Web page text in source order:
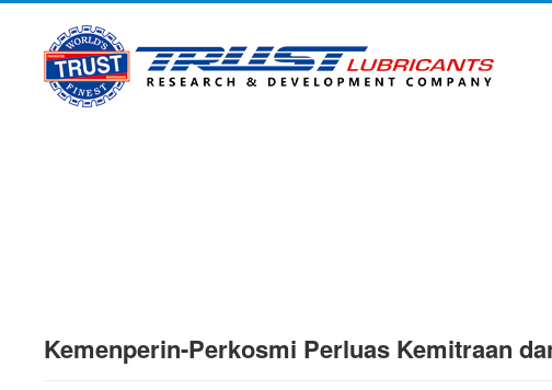
Kemenperin-Perkosmi Perluas Kemitraan